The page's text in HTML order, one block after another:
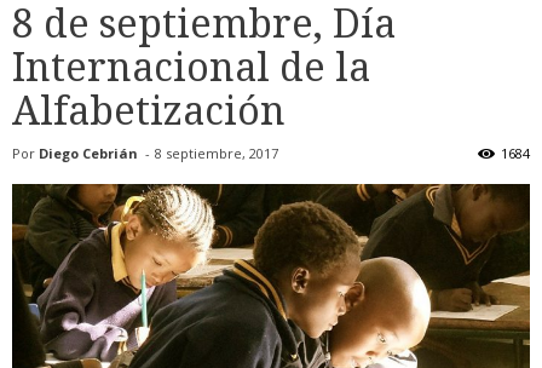
8 de septiembre, Día
Internacional de la
Alfabetización
Por Diego Cebrián - 8 septiembre, 2017 1684